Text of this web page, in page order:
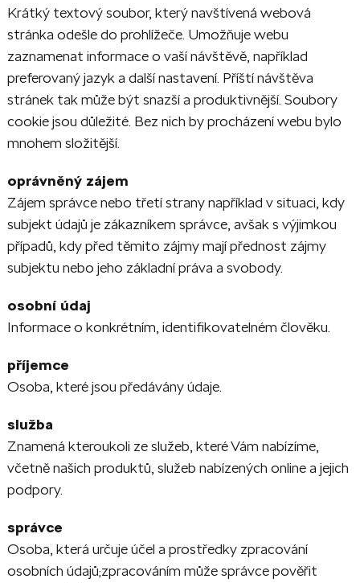
Krátký textový soubor, který navštívená webová
stránka odešle do prohlížeče. Umožňuje webu
zaznamenat informace o vaší návštěvě, například
preferovaný jazyk a další nastavení. Příští návštěva
stránek tak může být snazší a produktivnější. Soubory
cookie jsou důležité. Bez nich by procházení webu bylo
mnohem složitější.
oprávněný zájem
Zájem správce nebo třetí strany například v situaci, kdy
subjekt údajů je zákazníkem správce, avšak s výjimkou
případů, kdy před těmito zájmy mají přednost zájmy
subjektu nebo jeho základní práva a svobody.
osobní údaj
Informace o konkrétním, identiﬁkovatelném člověku.
příjemce
Osoba, které jsou předávány údaje.
služba
Znamená kteroukoli ze služeb, které Vám nabízíme,
včetně našich produktů, služeb nabízených online a jejich
podpory.
správce
Osoba, která určuje účel a prostředky zpracování
osobních údajů;zpracováním může správce pověřit